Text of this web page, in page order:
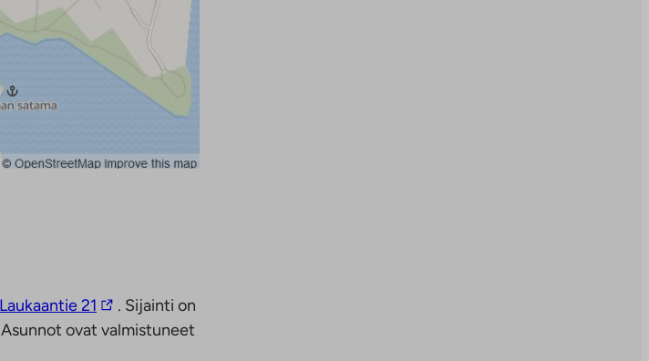
Laukaantie 21 L
i
. Sijainti on
ovat valmistuneet